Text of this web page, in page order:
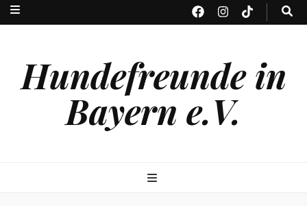
Hundefreunde in
Bayern e.V.